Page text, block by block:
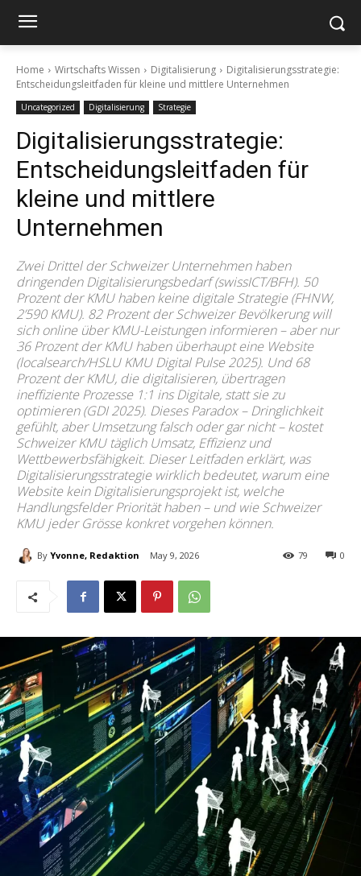
Home Wirtschafts Wissen Digitalisierung
Digitalisierungsstrategie:
Entscheidungsleitfaden für kleine und mittlere Unternehmen
Uncategorized Digitalisierung Strategie
Digitalisierungsstrategie:
Entscheidungsleitfaden für
kleine und mittlere
Unternehmen
Zwei Drittel der Schweizer Unternehmen haben
dringenden Digitalisierungsbedarf (swissICT/BFH). 50
Prozent der KMU haben keine digitale Strategie (FHNW,
2’590 KMU). 82 Prozent der Schweizer Bevölkerung will
sich online über KMU-Leistungen informieren – aber nur
36 Prozent der KMU haben überhaupt eine Website
(localsearch/HSLU KMU Digital Pulse 2025). Und 68
Prozent der KMU, die digitalisieren, übertragen
ineffiziente Prozesse 1:1 ins Digitale, statt sie zu
optimieren (GDI 2025). Dieses Paradox – Dringlichkeit
gefühlt, aber Umsetzung falsch oder gar nicht – kostet
Schweizer KMU täglich Umsatz, Effizienz und
Wettbewerbsfähigkeit. Dieser Leitfaden erklärt, was
Digitalisierungsstrategie wirklich bedeutet, warum eine
Website kein Digitalisierungsprojekt ist, welche
Handlungsfelder Priorität haben – und wie Schweizer
KMU jeder Grösse konkret vorgehen können.
By Yvonne, Redaktion May 9, 2026 0
79